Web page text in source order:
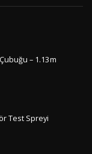
– 1.13m
Test Spreyi